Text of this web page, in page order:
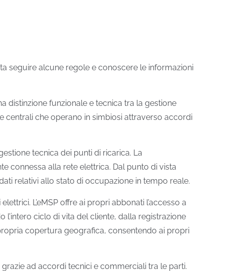
seguire alcune regole e conoscere le informazioni
distinzione funzionale e tecnica tra la gestione
centrali che operano in simbiosi attraverso accordi
tecnica dei punti di ricarica. La
connessa alla rete elettrica. Dal punto di vista
relativi allo stato di occupazione in tempo reale.
L’eMSP offre ai propri abbonati l’accesso a
ciclo di vita del cliente, dalla registrazione
copertura geografica, consentendo ai propri
ad accordi tecnici e commerciali tra le parti.